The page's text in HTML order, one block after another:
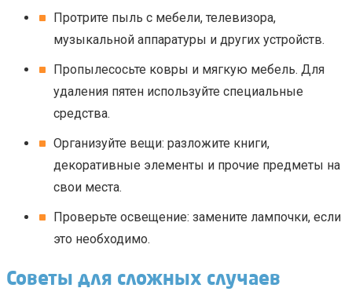
Протрите пыль с мебели, телевизора,
музыкальной аппаратуры и других устройств.
Пропылесосьте ковры и мягкую мебель. Для
удаления пятен используйте специальные
средства.
Организуйте вещи: разложите книги,
декоративные элементы и прочие предметы на
свои места.
Проверьте освещение: замените лампочки, если
это необходимо.
Советы для сложных случаев